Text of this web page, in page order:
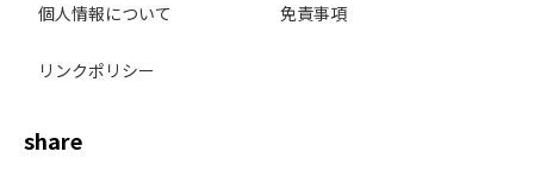
個人情報について 免責事項
リンクポリシー
share